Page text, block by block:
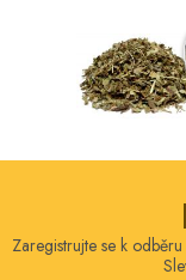
Zaregistrujte se k